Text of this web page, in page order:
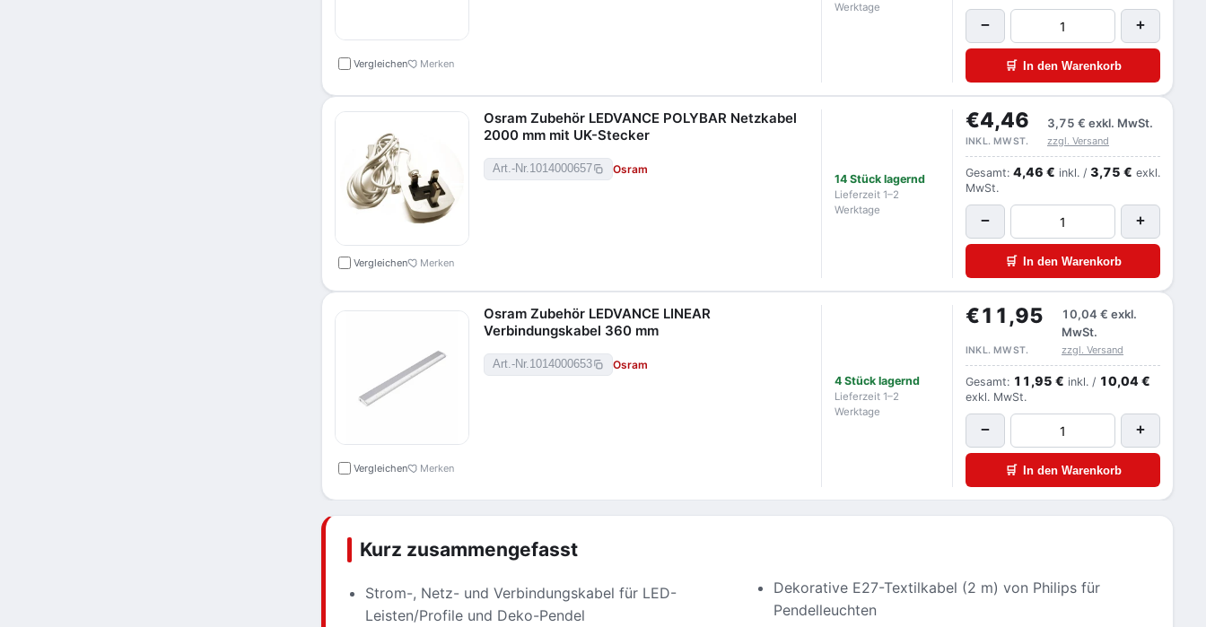
Vergleichen Merken
Werktage
− +
🛒 In den Warenkorb
Vergleichen Merken
Osram Zubehör LEDVANCE POLYBAR Netzkabel
2000 mm mit UK-Stecker
Art.-Nr.1014000657 Osram
14 Stück lagernd
Lieferzeit 1–2
Werktage
€4,46 3,75 € exkl. MwSt.
INKL. MWST. zzgl. Versand
Gesamt: 4,46 € inkl. / 3,75 € exkl.
MwSt.
− +
🛒 In den Warenkorb
Vergleichen Merken
Osram Zubehör LEDVANCE LINEAR
Verbindungskabel 360 mm
Art.-Nr.1014000653
Osram
4 Stück lagernd
Lieferzeit 1–2
Werktage
€11,95 10,04 € exkl.
MwSt.
INKL. MWST. zzgl. Versand
Gesamt: 11,95 € inkl. / 10,04 €
exkl. MwSt.
− +
🛒 In den Warenkorb
Kurz zusammengefasst
Strom-, Netz- und Verbindungskabel für LED-
Leisten/Profile und Deko-Pendel
Dekorative E27-Textilkabel (2 m) von Philips für
Pendelleuchten